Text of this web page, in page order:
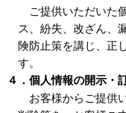
ご提供いただいた
ス、紛失、改ざん、
険防止策を講じ、正
す。
４．個人情報の開示・
お客様からご提供